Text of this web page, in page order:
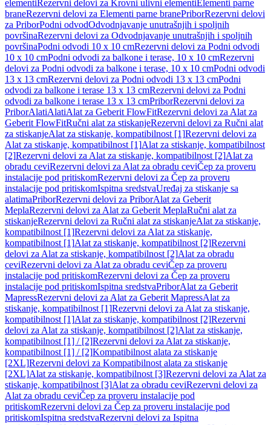
elementiRezervni delovi za Krovni ulivni elementiElementi parne
braneRezervni delovi za Elementi parne branePriborRezervni delovi
za PriborPodni odvodOdvodnjavanje unutrašnjih i spoljnih
površinaRezervni delovi za Odvodnjavanje unutrašnjih i spoljnih
površinaPodni odvodi 10 x 10 cmRezervni delovi za Podni odvodi
10 x 10 cmPodni odvodi za balkone i terase, 10 x 10 cmRezervni
delovi za Podni odvodi za balkone i terase, 10 x 10 cmPodni odvodi
13 x 13 cmRezervni delovi za Podni odvodi 13 x 13 cmPodni
odvodi za balkone i terase 13 x 13 cmRezervni delovi za Podni
odvodi za balkone i terase 13 x 13 cmPriborRezervni delovi za
PriborAlatiAlatiAlat za Geberit FlowFitRezervni delovi za Alat za
Geberit FlowFitRučni alat za stiskanjeRezervni delovi za Ručni alat
za stiskanjeAlat za stiskanje, kompatibilnost [1]Rezervni delovi za
Alat za stiskanje, kompatibilnost [1]Alat za stiskanje, kompatibilnost
[2]Rezervni delovi za Alat za stiskanje, kompatibilnost [2]Alat za
obradu ceviRezervni delovi za Alat za obradu ceviČep za proveru
instalacije pod pritiskomRezervni delovi za Čep za proveru
instalacije pod pritiskomIspitna sredstvaUređaj za stiskanje sa
alatimaPriborRezervni delovi za PriborAlat za Geberit
MeplaRezervni delovi za Alat za Geberit MeplaRučni alat za
stiskanjeRezervni delovi za Ručni alat za stiskanjeAlat za stiskanje,
kompatibilnost [1]Rezervni delovi za Alat za stiskanje,
kompatibilnost [1]Alat za stiskanje, kompatibilnost [2]Rezervni
delovi za Alat za stiskanje, kompatibilnost [2]Alat za obradu
ceviRezervni delovi za Alat za obradu ceviČep za proveru
instalacije pod pritiskomRezervni delovi za Čep za proveru
instalacije pod pritiskomIspitna sredstvaPriborAlat za Geberit
MapressRezervni delovi za Alat za Geberit MapressAlat za
stiskanje, kompatibilnost [1]Rezervni delovi za Alat za stiskanje,
kompatibilnost [1]Alat za stiskanje, kompatibilnost [2]Rezervni
delovi za Alat za stiskanje, kompatibilnost [2]Alat za stiskanje,
kompatibilnost [1] / [2]Rezervni delovi za Alat za stiskanje,
kompatibilnost [1] / [2]Kompatibilnost alata za stiskanje
[2XL]Rezervni delovi za Kompatibilnost alata za stiskanje
[2XL]Alat za stiskanje, kompatibilnost [3]Rezervni delovi za Alat za
stiskanje, kompatibilnost [3]Alat za obradu ceviRezervni delovi za
Alat za obradu ceviČep za proveru instalacije pod
pritiskomRezervni delovi za Čep za proveru instalacije pod
pritiskomIspitna sredstvaRezervni delovi za Ispitna